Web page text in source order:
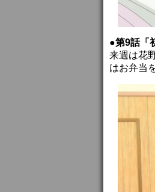
●第9話「
来週は花
はお弁当